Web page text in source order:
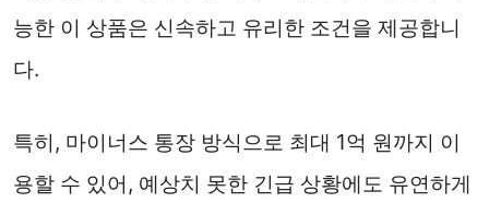
능한 이 상품은 신속하고 유리한 조건을 제공합니
다.
특히, 마이너스 통장 방식으로 최대 1억 원까지 이
용할 수 있어, 예상치 못한 긴급 상황에도 유연하게